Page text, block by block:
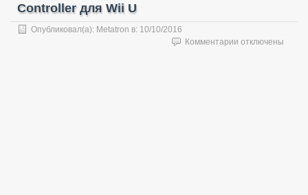
Controller для Wii U
Опубликовал(а): Metatron в: 10/10/2016
Комментарии котключены